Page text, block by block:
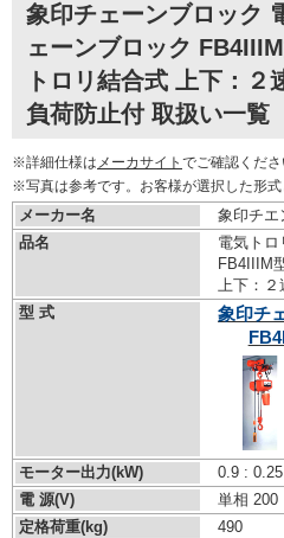
象印チェーンブロック
ェーンブロック
トロリ結合式 上下：
負荷防止付 取扱い一覧
※詳細仕様は メーカサイト でご確認くださ
※写真は参考です。お客様が選択した形式
メーカー名
象印チエ
品名
電気トロ
FB4IIIM
上下：２
型 式
象印チ
モーター出力(kW)
0.9 : 0.25
電 源(V)
単相 200
定格荷重(kg)
490